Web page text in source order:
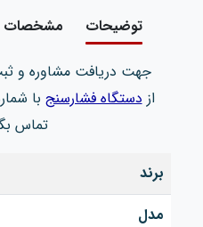
توضیحات مشخصات
جهت دریافت مشاوره و
ازدستگاه فشارسنج با
تماس
برند
مدل